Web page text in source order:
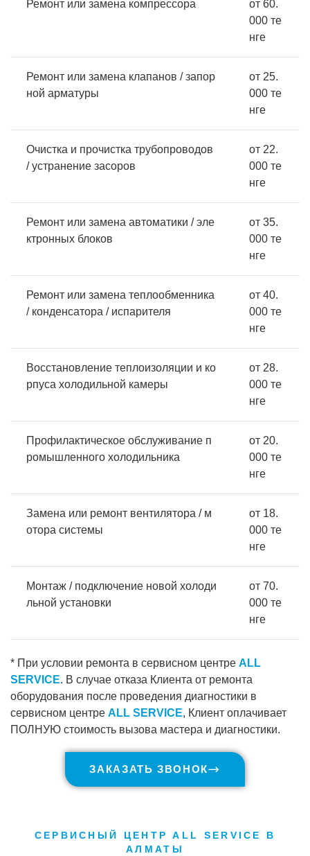
Ремонт или замена компрессора
от 60.
000 те
нге
Ремонт или замена клапанов / запор
ной арматуры
от 25.
000 те
нге
Очистка и прочистка трубопроводов
/ устранение засоров
от 22.
000 те
нге
Ремонт или замена автоматики / эле
ктронных блоков
от 35.
000 те
нге
Ремонт или замена теплообменника
/ конденсатора / испарителя
от 40.
000 те
нге
Восстановление теплоизоляции и ко
рпуса холодильной камеры
от 28.
000 те
нге
Профилактическое обслуживание п
ромышленного холодильника
от 20.
000 те
нге
Замена или ремонт вентилятора / м
отора системы
от 18.
000 те
нге
Монтаж / подключение новой холоди
льной установки
от 70.
000 те
нге
* При условии ремонта в сервисном центре ALL
SERVICE. В случае отказа Клиента от ремонта
оборудования после проведения диагностики в
сервисном центре ALL SERVICE, Клиент оплачивает
ПОЛНУЮ стоимость вызова мастера и диагностики.
ЗАКАЗАТЬ ЗВОНОК
СЕРВИСНЫЙ ЦЕНТР ALL SERVICE В
АЛМАТЫ